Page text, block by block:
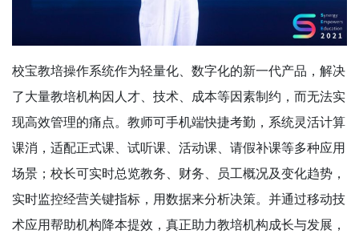
校宝教培操作系统作为轻量化、数字化的新一代产品，解决
了大量教培机构因人才、技术、成本等因素制约，而无法实
现高效管理的痛点。教师可手机端快捷考勤，系统灵活计算
课消，适配正式课、试听课、活动课、请假补课等多种应用
场景；校长可实时总览教务、财务、员工概况及变化趋势，
实时监控经营关键指标，用数据来分析决策。并通过移动技
术应用帮助机构降本提效，真正助力教培机构成长与发展，